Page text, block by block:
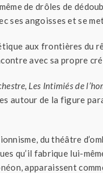
de drôles de
ses angoisses et se
aux frontières du
avec sa propre
Les Intimiés de
autour de la figure
du théâtre
qu’il fabrique lui-
apparaissent